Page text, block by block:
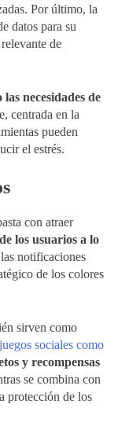
Por último, la
datos para su
de
necesidades de
centrada en la
pueden
el estrés.
con atraer
los usuarios a lo
notificaciones
de los colores
sirven como
sociales como
y recompensas
se combina con
protección de los